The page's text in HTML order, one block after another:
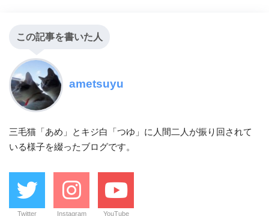
この記事を書いた人
ametsuyu
三毛猫「あめ」とキジ白「つゆ」に人間二人が振り回されて
いる様子を綴ったブログです。
Twitter Instagram YouTube